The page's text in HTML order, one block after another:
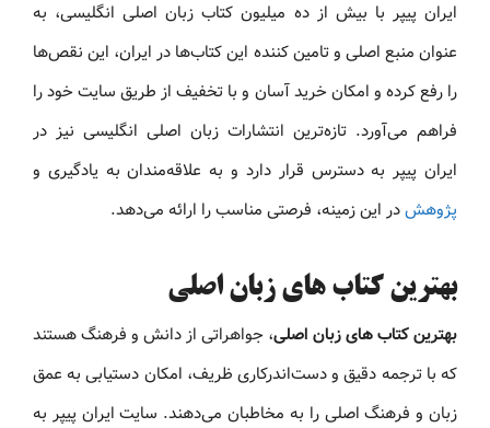
ایران پیپر با بیش از ده میلیون کتاب زبان اصلی انگلیسی، به
عنوان منبع اصلی و تامین کننده این کتاب‌ها در ایران، این نقص‌ها
را رفع کرده و امکان خرید آسان و با تخفیف از طریق سایت خود را
فراهم می‌آورد. تازه‌ترین انتشارات زبان اصلی انگلیسی نیز در
ایران پیپر به دسترس قرار دارد و به علاقه‌مندان به یادگیری و
پژوهشدر این زمینه، فرصتی مناسب را ارائه می‌دهد.
بهترین کتاب های زبان اصلی
بهترین کتاب های زبان اصلی، جواهراتی از دانش و فرهنگ هستند
که با ترجمه دقیق و دست‌اندرکاری ظریف، امکان دستیابی به عمق
زبان و فرهنگ اصلی را به مخاطبان می‌دهند. سایت ایران پیپر به